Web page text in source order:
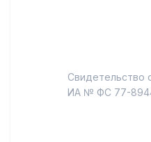
Свидетельство
ИА № ФС 77-